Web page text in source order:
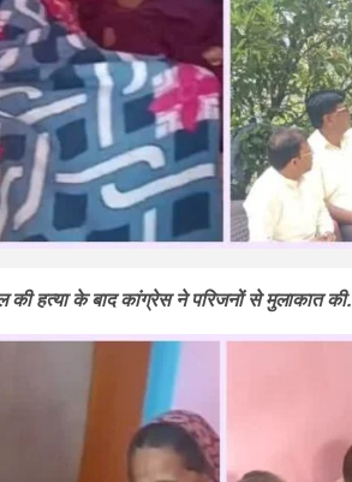
हत्या के बाद कांग्रेस ने परिजनों से मुलाकात की.